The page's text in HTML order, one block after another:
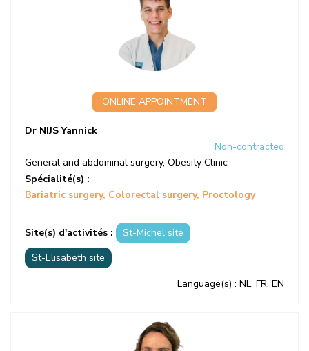
ONLINE APPOINTMENT
Dr NIJS Yannick
Non-contracted
General and abdominal surgery, Obesity Clinic
Spécialité(s) :
Bariatric surgery Colorectal surgery Proctology
Site(s) d'activités :
St-Michel site
St-Elisabeth site
Language(s) : NL, FR, EN